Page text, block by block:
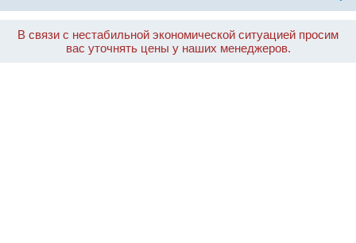
В связи с нестабильной экономической ситуацией просим
вас уточнять цены у наших менеджеров.